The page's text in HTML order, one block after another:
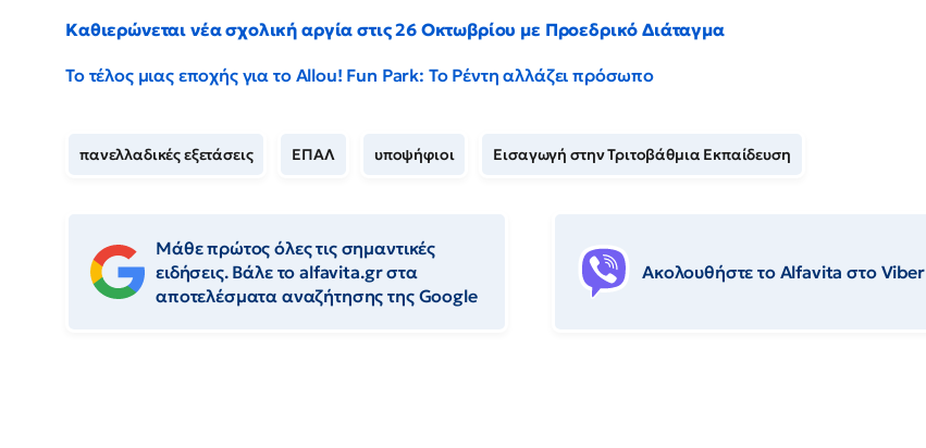
Καθιερώνεται νέα σχολική αργία στις 26 Οκτωβρίου με Προεδρικό Διάταγμα
Το τέλος μιας εποχής για το Allou! Fun Park: Το Ρέντη αλλάζει πρόσωπο
πανελλαδικές εξετάσεις ΕΠΑΛ υποψήφιοι Εισαγωγή στην Τριτοβάθμια Εκπαίδευση
Μάθε πρώτος όλες τις σημαντικές
ειδήσεις. Βάλε το alfavita.gr στα
αποτελέσματα αναζήτησης της Google
Ακολουθήστε το Αlfavita στο Viber